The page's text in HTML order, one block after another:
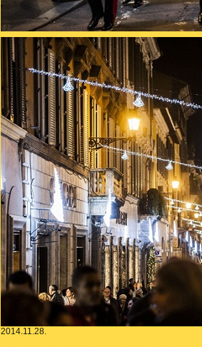
2014.11.28.